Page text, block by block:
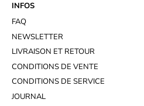
INFOS
FAQ
NEWSLETTER
LIVRAISON ET RETOUR
CONDITIONS DE VENTE
CONDITIONS DE SERVICE
JOURNAL